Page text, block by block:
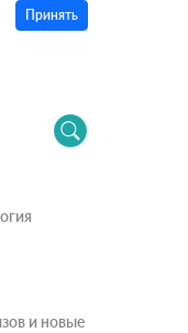
Принять
и новые